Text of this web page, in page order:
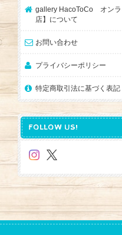
gallery HacoToCo オンラ
店】について
お問い合わせ
プライバシーポリシー
特定商取引法に基づく表記
FOLLOW US!